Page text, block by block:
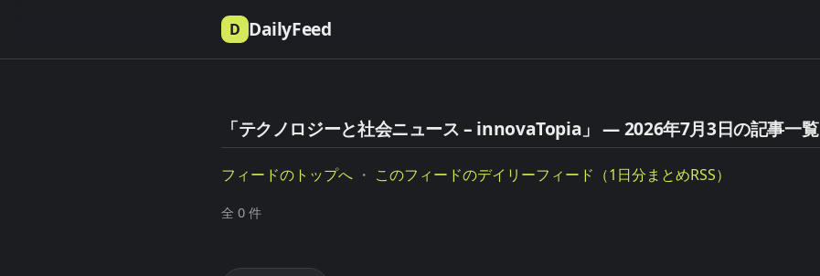
D DailyFeed
「テクノロジーと社会ニュース – innovaTopia」 — 2026年7月3日の記事一覧
フィードのトップへ ・ このフィードのデイリーフィード（1日分まとめRSS）
全 0 件